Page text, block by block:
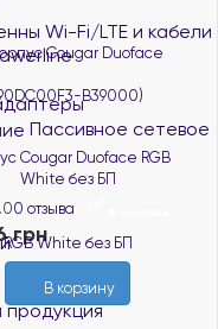
Wi-Fi/LTE и кабели
Пассивное сетевое
Cougar Duoface RGB
White без БП
0 отзыва
грн
В корзину